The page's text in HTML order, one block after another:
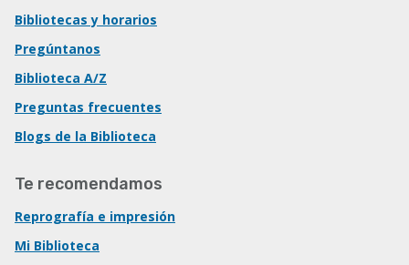
Bibliotecas y horarios
Pregúntanos
Biblioteca A/Z
Preguntas frecuentes
Blogs de la Biblioteca
Te recomendamos
Reprografía e impresión
Mi Biblioteca